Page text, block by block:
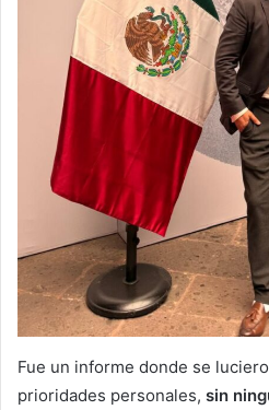
Fue un informe donde se
prioridades personales, sin